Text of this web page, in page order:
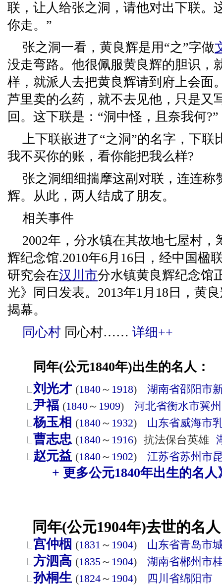
联，让人给张之洞，请他对出下联。
你走。”
张之洞一看，黄良辉是用“之”字做
没走弯路。他很佩服黄良辉的胆识，
样，就派人去把黄良辉请到府上会面
芦里卖的么药，就不去见他，只是又
回。这下联是：“洞中怪，且奈我何?”
上下联嵌进了“之洞”的名字，下联
我不买你的账，看你能把我么样?
张之洞细细揣摩这副对联，连连称
辉。从此，两人结成了朋友。
相关事件
2002年，分水镇在其故地七屋村
辉纪念馆.2010年6月16日，经中国楹
研究会在汉川市分水镇黄良辉纪念馆
光》同日发表。2013年1月18日，黄
揭幕。
同心村 同心村…… 详细++
同年(公元1840年)出生的名人：
刘光才 (1840～ 1918) 湖南省邵阳市
尹福 (1840～ 1909) 河北省衡水市冀州
杨玉相 (1840～ 1932) 山东省威海市
曹志忠 (1840～ 1916) 抗法保台英雄
赵元益 (1840～ 1902) 江苏省苏州市
+ 更多公元1840年出生的名人
同年(公元1904年)去世的名
宫仲栶 (1831 ～ 1904) 山东省青岛市
方泗高 (1835～ 1904) 湖南省郴州市
孙桐生 (1824～ 1904) 四川省绵阳市